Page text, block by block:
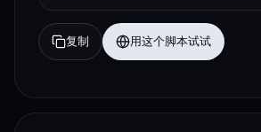
复制 用这个脚本试试